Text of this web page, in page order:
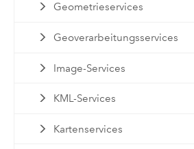
Geometrieservices
Geoverarbeitungsservices
Image-Services
KML-Services
Kartenservices